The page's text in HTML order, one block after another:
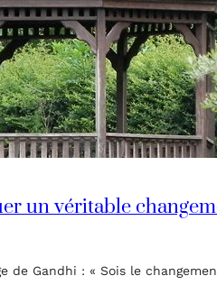
un véritable
de Gandhi : « Sois le